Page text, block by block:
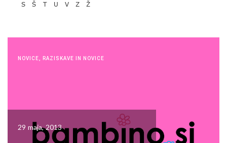
S
Š T U V Z Ž
NOVICE RAZISKAVE IN NOVICE
29 maja, 2013